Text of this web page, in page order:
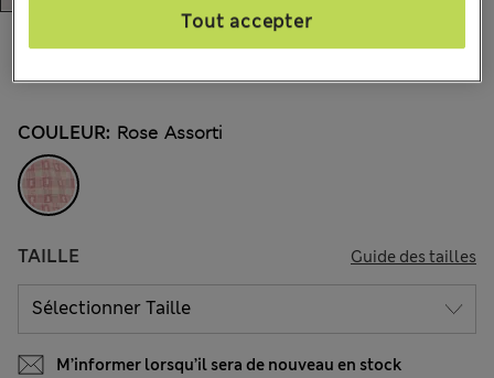
20.00 €
COULEUR: Rose Assorti
TAILLE Guide des tailles
M’informer lorsqu’il sera de nouveau en stock
Tout accepter